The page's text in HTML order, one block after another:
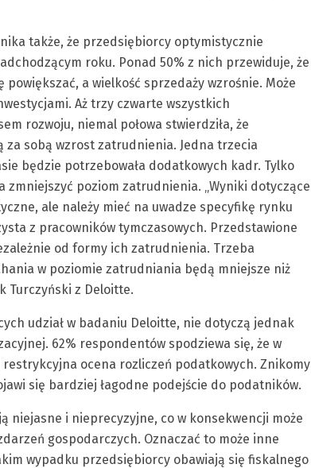
także, że przedsiębiorcy optymistycznie
roku. Ponad 50% z nich przewiduje, że
a wielkość sprzedaży wzrośnie. Może
Aż trzy czwarte wszystkich
rozwoju, niemal połowa stwierdziła, że
za sobą wzrost zatrudnienia. Jedna trzecia
będzie potrzebowała dodatkowych kadr. Tylko
zmniejszyć poziom zatrudnienia. „Wyniki dotyczące
ale należy mieć na uwadze specyfikę rynku
z pracowników tymczasowych. Przedstawione
od formy ich zatrudnienia. Trzeba
w poziomie zatrudniania będą mniejsze niż
Turczyński z Deloitte.
udział w badaniu Deloitte, nie dotyczą jednak
62% respondentów spodziewa się, że w
ocena rozliczeń podatkowych. Znikomy
się bardziej łagodne podejście do podatników.
niejasne i nieprecyzyjne, co w konsekwencji może
gospodarczych. Oznaczać to może inne
wypadku przedsiębiorcy obawiają się fiskalnego